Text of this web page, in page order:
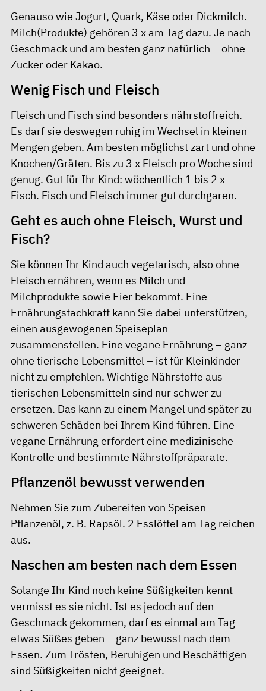
Genauso wie Jogurt, Quark, Käse oder Dickmilch.
Milch(Produkte) gehören 3 x am Tag dazu. Je nach
Geschmack und am besten ganz natürlich – ohne
Zucker oder Kakao.
Wenig Fisch und Fleisch
Fleisch und Fisch sind besonders nährstoffreich.
Es darf sie deswegen ruhig im Wechsel in kleinen
Mengen geben. Am besten möglichst zart und ohne
Knochen/Gräten. Bis zu 3 x Fleisch pro Woche sind
genug. Gut für Ihr Kind: wöchentlich 1 bis 2 x
Fisch. Fisch und Fleisch immer gut durchgaren.
Geht es auch ohne Fleisch, Wurst und
Fisch?
Sie können Ihr Kind auch vegetarisch, also ohne
Fleisch ernähren, wenn es Milch und
Milchprodukte sowie Eier bekommt. Eine
Ernährungsfachkraft kann Sie dabei unterstützen,
einen ausgewogenen Speiseplan
zusammenstellen. Eine vegane Ernährung – ganz
ohne tierische Lebensmittel – ist für Kleinkinder
nicht zu empfehlen. Wichtige Nährstoffe aus
tierischen Lebensmitteln sind nur schwer zu
ersetzen. Das kann zu einem Mangel und später zu
schweren Schäden bei Ihrem Kind führen. Eine
vegane Ernährung erfordert eine medizinische
Kontrolle und bestimmte Nährstoffpräparate.
Pﬂanzenöl bewusst verwenden
Nehmen Sie zum Zubereiten von Speisen
Pﬂanzenöl, z. B. Rapsöl. 2 Esslöffel am Tag reichen
aus.
Naschen am besten nach dem Essen
Solange Ihr Kind noch keine Süßigkeiten kennt
vermisst es sie nicht. Ist es jedoch auf den
Geschmack gekommen, darf es einmal am Tag
etwas Süßes geben – ganz bewusst nach dem
Essen. Zum Trösten, Beruhigen und Beschäftigen
sind Süßigkeiten nicht geeignet.